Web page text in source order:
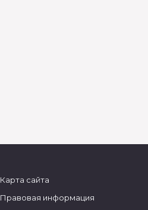
Карта сайта
Правовая информация